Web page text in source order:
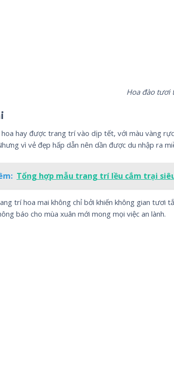
Hoa đào tươi
hoa hay được trang trí vào dịp tết, với màu vàng
vì vẻ đẹp hấp dẫn nên dần được du nhập ra
Tổng hợp mẫu trang trí lều cắm trại
trí hoa mai không chỉ bởi khiến không gian tươi
báo cho mùa xuân mới mong mọi việc an lành.